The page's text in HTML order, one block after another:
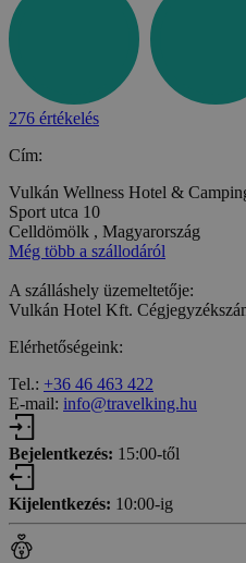
276 értékelés
Cím:
Vulkán Wellness Hotel &
Sport utca 10
Celldömölk , Magyarország
Még több a szállodáról
A szálláshely üzemeltetője:
Vulkán Hotel Kft.
Elérhetőségeink:
Tel.: +36 46 463 422
E-mail: info@travelking.hu
Bejelentkezés: 15:00-től
Kijelentkezés: 10:00-ig